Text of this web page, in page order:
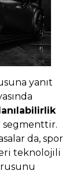
yanıt
segmenttir.
da, spor
teknolojili